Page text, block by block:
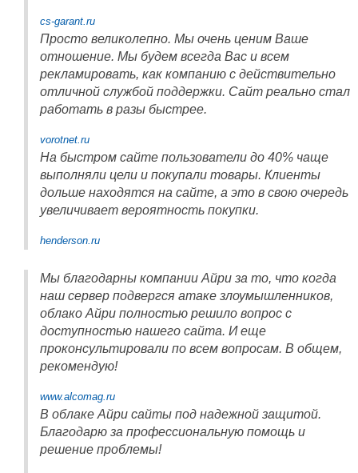
cs-garant.ru
Просто великолепно. Мы очень ценим Ваше
отношение. Мы будем всегда Вас и всем
рекламировать, как компанию с действительно
отличной службой поддержки. Сайт реально стал
работать в разы быстрее.
vorotnet.ru
На быстром сайте пользователи до 40% чаще
выполняли цели и покупали товары. Клиенты
дольше находятся на сайте, а это в свою очередь
увеличивает вероятность покупки.
henderson.ru
Мы благодарны компании Айри за то, что когда
наш сервер подвергся атаке злоумышленников,
облако Айри полностью решило вопрос с
доступностью нашего сайта. И еще
проконсультировали по всем вопросам. В общем,
рекомендую!
www.alcomag.ru
В облаке Айри сайты под надежной защитой.
Благодарю за профессиональную помощь и
решение проблемы!